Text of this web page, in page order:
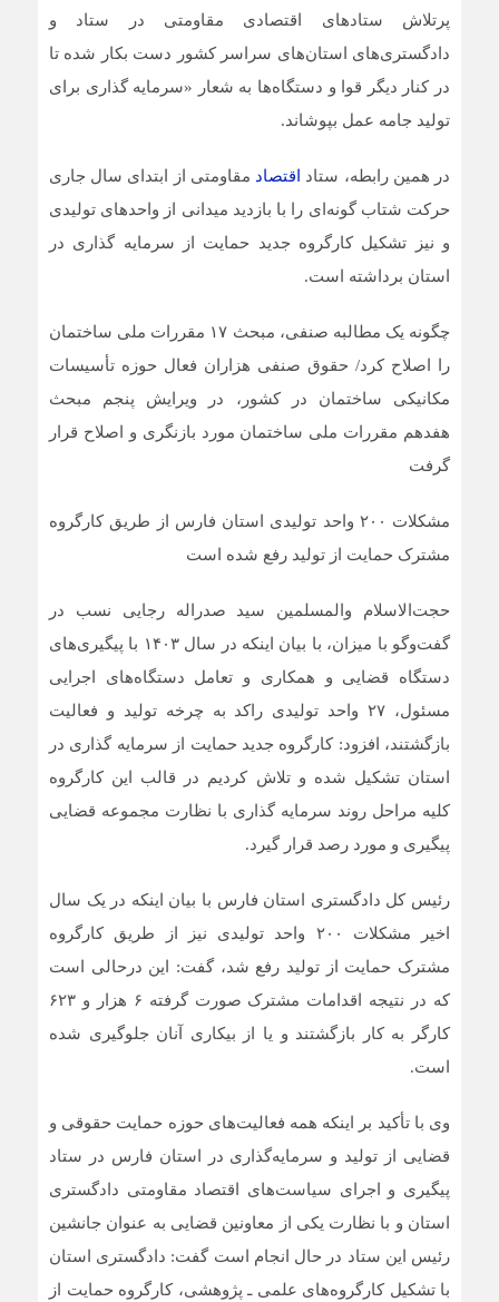
پرتلاش ستاد‌های اقتصادی مقاومتی در ستاد و
دادگستری‌های استان‌های سراسر کشور دست بکار شده تا
در کنار دیگر قوا و دستگاه‌ها به شعار «سرمایه گذاری برای
تولید جامه عمل بپوشاند.
در همین رابطه، ستاد اقتصاد مقاومتی از ابتدای سال جاری
حرکت شتاب گونه‌ای را با بازدید میدانی از واحد‌های تولیدی
و نیز تشکیل کارگروه جدید حمایت از سرمایه گذاری در
استان برداشته است.
چگونه یک مطالبه صنفی، مبحث ۱۷ مقررات ملی ساختمان
را اصلاح کرد/ حقوق صنفی هزاران فعال حوزه تأسیسات
مکانیکی ساختمان در کشور، در ویرایش پنجم مبحث
هفدهم مقررات ملی ساختمان مورد بازنگری و اصلاح قرار
گرفت
مشکلات ۲۰۰ واحد تولیدی استان فارس از طریق کارگروه
مشترک حمایت از تولید رفع شده است
حجت‌الاسلام والمسلمین سید صدراله رجایی نسب در
گفت‌و‌گو با میزان، با بیان اینکه در سال ۱۴۰۳ با پیگیری‌های
دستگاه قضایی و همکاری و تعامل دستگاه‌های اجرایی
مسئول، ۲۷ واحد تولیدی راکد به چرخه تولید و فعالیت
بازگشتند، افزود: کارگروه جدید حمایت از سرمایه گذاری در
استان تشکیل شده و تلاش کردیم در قالب این کارگروه
کلیه مراحل روند سرمایه گذاری با نظارت مجموعه قضایی
پیگیری و مورد رصد قرار گیرد.
رئیس کل دادگستری استان فارس با بیان اینکه در یک سال
اخیر مشکلات ۲۰۰ واحد تولیدی نیز از طریق کارگروه
مشترک حمایت از تولید رفع شد، گفت: این درحالی است
که در نتیجه اقدامات مشترک صورت گرفته ۶ هزار و ۶۲۳
کارگر به کار بازگشتند و یا از بیکاری آنان جلوگیری شده
است.
وی با تأکید بر اینکه همه فعالیت‌های حوزه حمایت حقوقی و
قضایی از تولید و سرمایه‌گذاری در استان فارس در ستاد
پیگیری و اجرای سیاست‌های اقتصاد مقاومتی دادگستری
استان و با نظارت یکی از معاونین قضایی به عنوان جانشین
رئیس این ستاد در حال انجام است گفت: دادگستری استان
با تشکیل کارگروه‌های علمی ـ پژوهشی، کارگروه حمایت از